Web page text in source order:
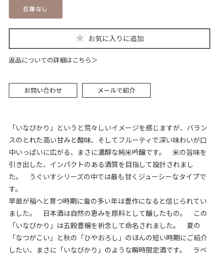
返品についての詳細はこちら
「いなびかり」というと荒々しいイメージを感じますが、バラン
スのとれた高い甘みと酸味、そしてフルーティで深い味わいが口
中いっぱいに広がる、まさに濃醇な純米吟醸です。 米の旨味を
引き出した、インパクトのある酒質を目指して設計されまし
た。 うぐいすシリーズの中では最も甘くジューシーなタイプで
す。
早苗が稲へと育つ時期に雷の多い年は豊作になると信じられてい
ました。 日本酒は自然の恵みを原料として醸したもの。 この
「いなびかり」は五穀豊穣を祈念して命名されました。 夏の
「なつがこい」と秋の「ひやおろし」のほんの短い時期にご紹介
したい、まさに「いなびかり」のような瞬時限定酒です。 ラベ